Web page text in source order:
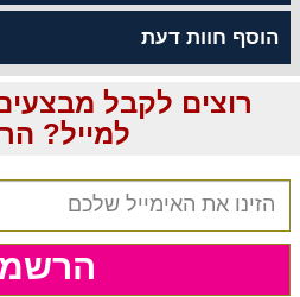
הוסף חוות דעת
רוצים לקבל מבצעים
למייל?